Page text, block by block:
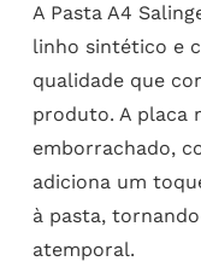
A Pasta A4
linho sintético e
qualidade que
produto. A placa
emborrachado,
adiciona um
à pasta,
atemporal.